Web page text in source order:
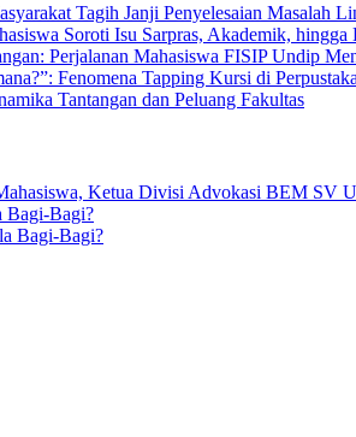
Tagih Janji Penyelesaian
Soroti Isu Sarpras, Akademik, hingga
Perjalanan Mahasiswa FISIP Undip
Fenomena Tapping Kursi di
Tantangan dan Peluang Fakultas
Ketua Divisi Advokasi BEM SV
Bagi-Bagi?
Bagi-Bagi?